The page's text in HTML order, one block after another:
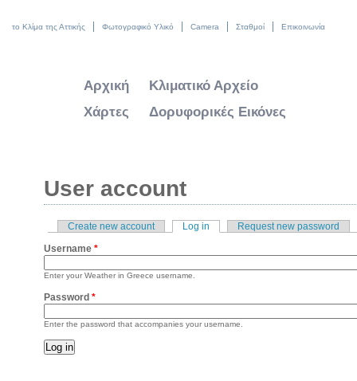
το Κλίμα της Αττικής Φωτογραφικό Υλικό Camera Σταθμοί Επικοινωνία
Αρχική
Κλιματικό Αρχείο
Χάρτες
Δορυφορικές Εικόνες
User account
Primary tabs
Create new account Log in (active tab)Request new password
Username *
Enter your Weather in Greece username.
Password *
Enter the password that accompanies your username.